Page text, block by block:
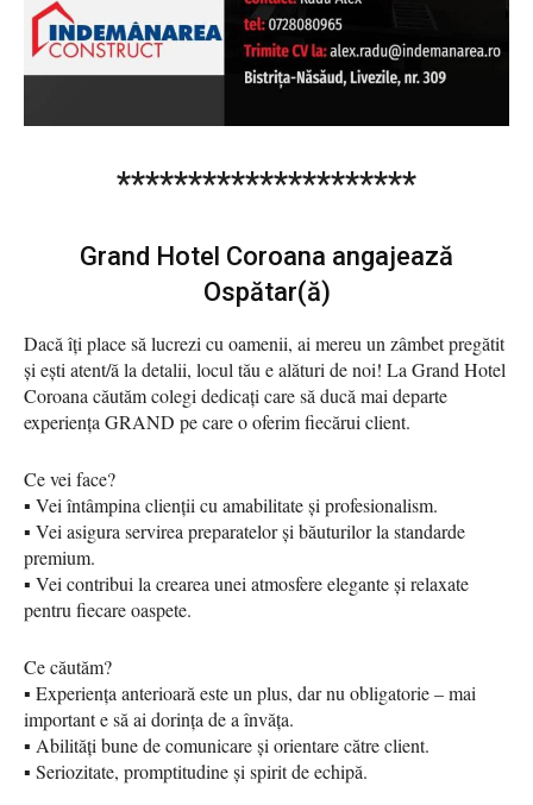
*********************
Grand Hotel Coroana angajează
Ospătar(ă)
Dacă îți place să lucrezi cu oamenii, ai mereu un zâmbet pregătit
și ești atent/ă la detalii, locul tău e alături de noi! La Grand Hotel
Coroana căutăm colegi dedicați care să ducă mai departe
experiența GRAND pe care o oferim fiecărui client.
Ce vei face?
▪️ Vei întâmpina clienții cu amabilitate și profesionalism.
▪️ Vei asigura servirea preparatelor și băuturilor la standarde
premium.
▪️ Vei contribui la crearea unei atmosfere elegante și relaxate
pentru fiecare oaspete.
Ce căutăm?
▪️ Experiența anterioară este un plus, dar nu obligatorie – mai
important e să ai dorința de a învăța.
▪️ Abilități bune de comunicare și orientare către client.
▪️ Seriozitate, promptitudine și spirit de echipă.